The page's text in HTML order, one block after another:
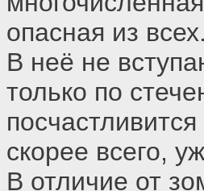
опасная из
В неё не
только по
скорее всего,
В отличие от